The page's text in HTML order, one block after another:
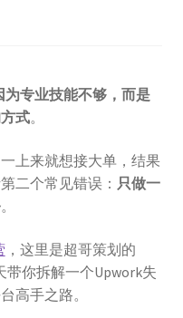
为专业技能不够，而是
式。
上来就想接大单，结果
二个常见错误： 只做一
。
，这里是超哥策划的
带你拆解一个Upwork失
高手之路。